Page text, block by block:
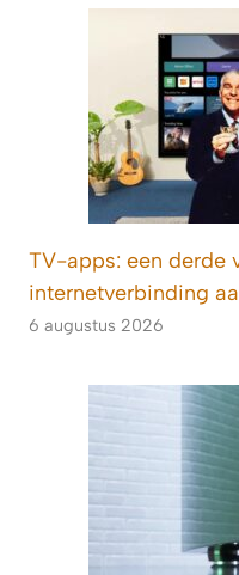
TV-apps: een derde
internetverbinding
6 augustus 2026